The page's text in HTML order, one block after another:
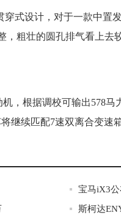
式设计，对于一款中置
粗壮的圆孔排气看上去
，根据调校可输出578
继续匹配7速双离合变速箱
宝马iX3
斯柯达